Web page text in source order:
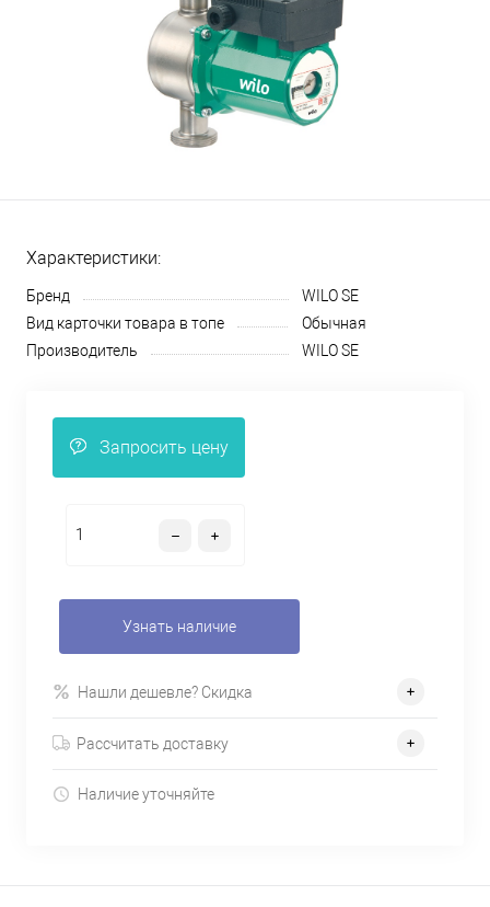
Характеристики:
Бренд
WILO SE
Вид карточки товара в топе
Обычная
Производитель
WILO SE
Запросить цену
Узнать наличие
Нашли дешевле? Скидка
Рассчитать доставку
Наличие уточняйте